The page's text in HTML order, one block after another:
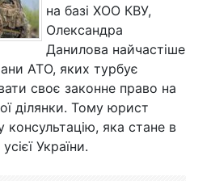
на базі ХОО КВУ,
Олександра
Данилова найчастіше
АТО, яких турбує
своє законне право на
ділянки. Тому юрист
консультацію, яка стане в
України.